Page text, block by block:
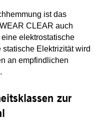
ist das
CLEAR auch
elektrostatische
Elektrizität wird
an empfindlichen
zur